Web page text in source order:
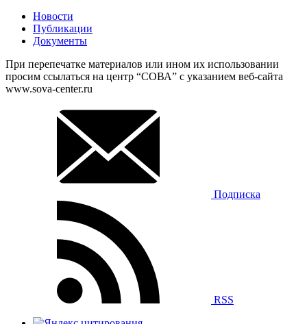
Новости
Публикации
Документы
При перепечатке материалов или ином их использовании
просим ссылаться на центр “СОВА” с указанием веб-сайта
www.sova-center.ru
Подписка
RSS